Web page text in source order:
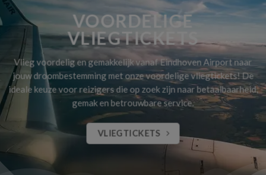
VOORDELIGE
VLIEGTICKETS
Vlieg voordelig en gemakkelijk vanaf Eindhoven Airport naar
jouw droombestemming met onze voordelige vliegtickets! De
ideale keuze voor reizigers die op zoek zijn naar betaalbaarheid,
gemak en betrouwbare service.
VLIEGTICKETS